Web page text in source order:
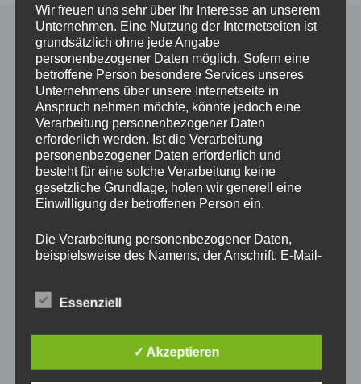
Schreibe einen Kommentar
Deine E-Mail-Adresse wird nicht veröffentlicht.
Erforderliche Felder sind mit*markiert
Kommentar*
E-Mail-Adresse*
Website
Wir freuen uns sehr über Ihr Interesse an unserem
Unternehmen. Eine Nutzung der Internetseiten ist
grundsätzlich ohne jede Angabe
personenbezogener Daten möglich. Sofern eine
betroffene Person besondere Services unseres
Unternehmens über unsere Internetseite in
Anspruch nehmen möchte, könnte jedoch eine
Verarbeitung personenbezogener Daten
erforderlich werden. Ist die Verarbeitung
personenbezogener Daten erforderlich und
besteht für eine solche Verarbeitung keine
gesetzliche Grundlage, holen wir generell eine
Einwilligung der betroffenen Person ein.
Die Verarbeitung personenbezogener Daten,
beispielsweise des Namens, der Anschrift, E-Mail-
Datenschutz-Grundverordnung und in
landesspezifischen Datenschutzbestimmungen.
Mittels dieser Datenschutzerklärung möchte unser
Unternehmen die Öffentlichkeit über Art, Umfang
Essenziell
✓ Akzeptieren